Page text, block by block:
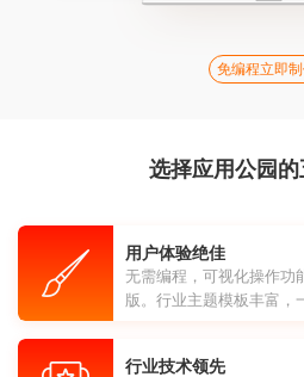
免编程立即
选择应用公园
用户体验绝佳
无需编程，可视化操作功
版。行业主题模板丰富，
行业技术领先